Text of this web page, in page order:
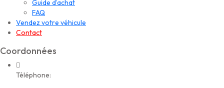
Guide d’achat
FAQ
Vendez votre véhicule
Contact
Coordonnées
Téléphone: